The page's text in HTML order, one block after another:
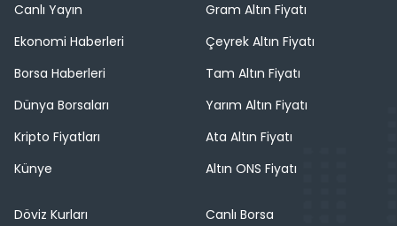
Canlı Yayın
Ekonomi Haberleri
Borsa Haberleri
Dünya Borsaları
Kripto Fiyatları
Künye
Gram Altın Fiyatı
Çeyrek Altın Fiyatı
Tam Altın Fiyatı
Yarım Altın Fiyatı
Ata Altın Fiyatı
Altın ONS Fiyatı
Döviz Kurları
Canlı Borsa